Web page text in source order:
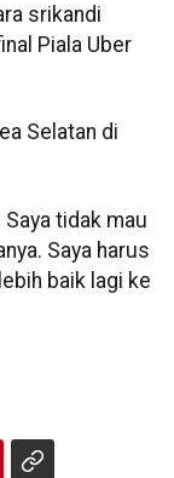
srikandi
Piala Uber
Selatan di
tidak mau
Saya harus
baik lagi ke